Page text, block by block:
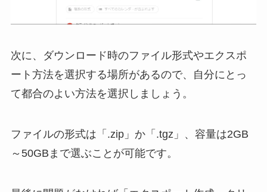
次に、ダウンロード時のファイル形式やエクスポ
ート方法を選択する場所があるので、自分にとっ
て都合のよい方法を選択しましょう。
ファイルの形式は「.zip」か「.tgz」、容量は2GB
～50GBまで選ぶことが可能です。